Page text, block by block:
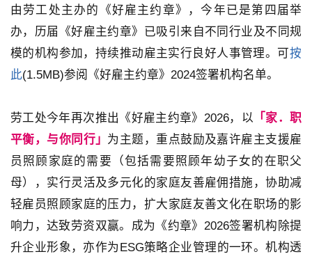
由劳工处主办的《好雇主约章》，今年已是第四届举
办，历届《好雇主约章》已吸引来自不同行业及不同规
模的机构参加，持续推动雇主实行良好人事管理。可按
此(1.5MB)参阅《好雇主约章》2024签署机构名单。
劳工处今年再次推出《好雇主约章》2026，以 「家．职
平衡，与你同行」 为主题，重点鼓励及嘉许雇主支援雇
员照顾家庭的需要（包括需要照顾年幼子女的在职父
母），实行灵活及多元化的家庭友善雇佣措施，协助减
轻雇员照顾家庭的压力，扩大家庭友善文化在职场的影
响力，达致劳资双赢。成为《约章》2026签署机构除提
升企业形象，亦作为ESG策略企业管理的一环。机构透